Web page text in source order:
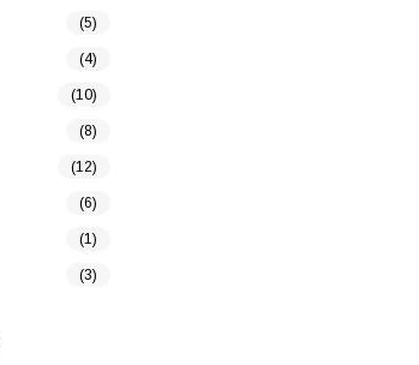
(5)
(4)
(10)
(8)
(12)
(6)
(1)
(3)